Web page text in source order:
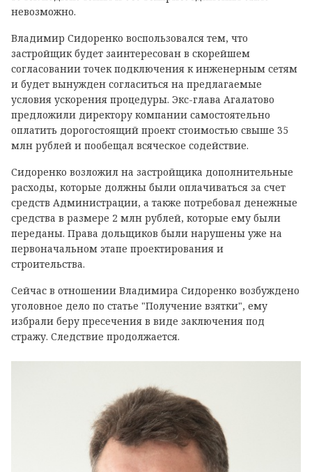
невозможно.
Владимир Сидоренко воспользовался тем, что
застройщик будет заинтересован в скорейшем
согласовании точек подключения к инженерным сетям
и будет вынужден согласиться на предлагаемые
условия ускорения процедуры. Экс-глава Агалатово
предложили директору компании самостоятельно
оплатить дорогостоящий проект стоимостью свыше 35
млн рублей и пообещал всяческое содействие.
Сидоренко возложил на застройщика дополнительные
расходы, которые должны были оплачиваться за счет
средств Администрации, а также потребовал денежные
средства в размере 2 млн рублей, которые ему были
переданы. Права дольщиков были нарушены уже на
первоначальном этапе проектирования и
строительства.
Сейчас в отношении Владимира Сидоренко возбуждено
уголовное дело по статье "Получение взятки", ему
избрали беру пресечения в виде заключения под
стражу. Следствие продолжается.